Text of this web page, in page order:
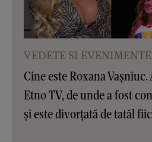
VEDETE SI EVENIMENTE
Cine este Roxana
Etno TV, de unde a fost
și este divorțată de tatăl